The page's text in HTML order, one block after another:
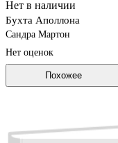
Нет в наличии
Бухта Аполлона
Сандра Мартон
Нет оценок
Похожее